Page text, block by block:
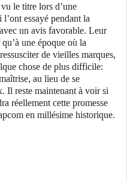
le titre lors d’une
essayé pendant la
un avis favorable. Leur
une époque où la
de vieilles marques,
chose de plus difficile:
au lieu de se
Il reste maintenant à voir si
réellement cette promesse
en millésime historique.